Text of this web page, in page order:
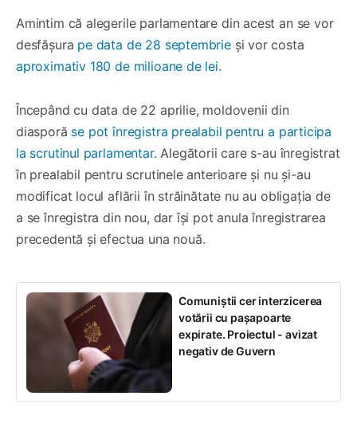
Amintim că alegerile parlamentare din acest an se vor
desfășura pe data de 28 septembrieși vor costa
aproximativ 180 de milioane de lei.
Începând cu data de 22 aprilie, moldovenii din
diasporă se pot înregistra prealabil pentru a participa
la scrutinul parlamentar. Alegătorii care s-au înregistrat
în prealabil pentru scrutinele anterioare și nu și-au
modificat locul aflării în străinătate nu au obligația de
a se înregistra din nou, dar își pot anula înregistrarea
precedentă și efectua una nouă.
Comuniștii cer interzicerea
votării cu pașapoarte
expirate. Proiectul - avizat
negativ de Guvern